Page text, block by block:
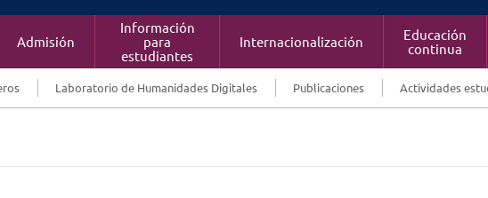
Admisión
Información
para
estudiantes
Internacionalización
Educación
continua
Laboratorio de Humanidades Digitales Publicaciones Actividades